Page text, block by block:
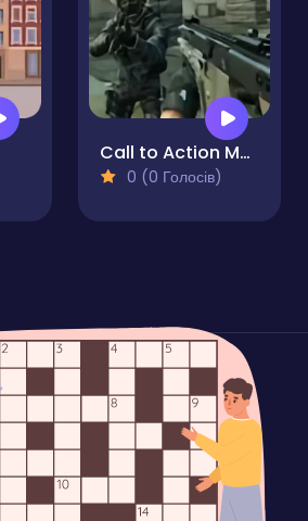
Call to Action Multiplayer
0 (0 Голосів)